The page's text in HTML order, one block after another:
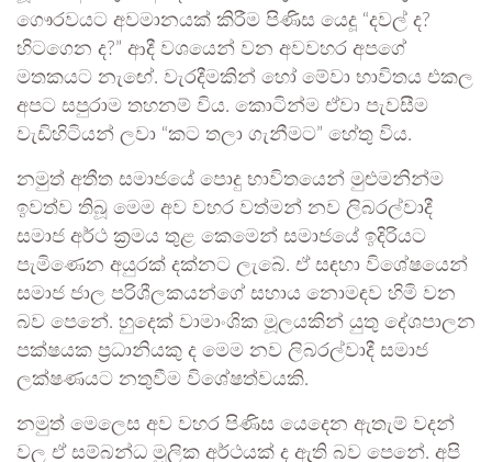
ගෞරවයට අවමානයක් කිරීම පිණිස යෙදූ “දවල් ද?
හිටගෙන ද?” ආදී වශයෙන් වන අවවහර අපගේ
මතකයට නැඟේ. වැරදීමකින් හෝ මේවා භාවිතය එකල
අපට සපුරාම තහනම් විය. කොටින්ම ඒවා පැවසීම
වැඩිහිටියන් ලවා “කට තලා ගැනීමට” හේතු විය.
නමුත් අතීත සමාජයේ පොදු භාවිතයෙන් මුළුමනින්ම
ඉවත්ව තිබූ මෙම අව වහර වත්මන් නව ලිබරල්වාදී
සමාජ අර්ථ ක්‍රමය තුළ කෙමෙන් සමාජයේ ඉදිරියට
පැමිණෙන අයුරක් දක්නට ලැබේ. ඒ සඳහා විශේෂයෙන්
සමාජ ජාල පරිශීලකයන්ගේ සහාය නොමඳව හිමි වන
බව පෙනේ. හුදෙක් වාමාංශික මූලයකින් යුතු දේශපාලන
පක්ෂයක ප්‍රධානියකු ද මෙම නව ලිබරල්වාදී සමාජ
ලක්ෂණයට නතුවීම විශේෂත්වයකි.
නමුත් මෙලෙස අව වහර පිණිස යෙදෙන ඇතැම් වදන්
වල ඒ සම්බන්ධ මූලික අර්ථයක් ද ඇති බව පෙනේ. අපි